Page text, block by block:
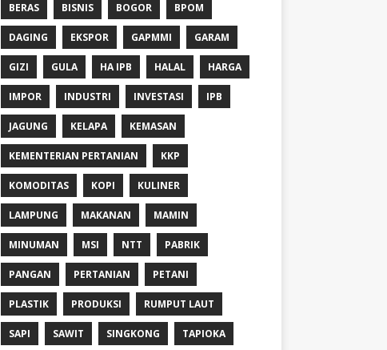
BERAS BISNIS BOGOR BPOM
DAGING EKSPOR GAPMMI GARAM
GIZI GULA HA IPB HALAL HARGA
IMPOR INDUSTRI INVESTASI IPB
JAGUNG KELAPA KEMASAN
KEMENTERIAN PERTANIAN KKP
KOMODITAS KOPI KULINER
LAMPUNG MAKANAN MAMIN
MINUMAN MSI NTT PABRIK
PANGAN PERTANIAN PETANI
PLASTIK PRODUKSI RUMPUT LAUT
SAPI SAWIT SINGKONG TAPIOKA